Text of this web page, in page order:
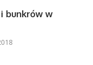
bunkrów w